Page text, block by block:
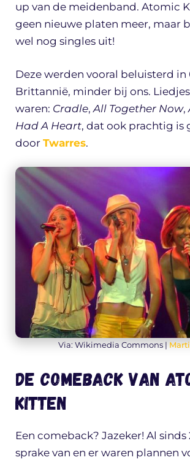
up van de meidenband. Atomic
geen nieuwe platen meer, maar
wel nog singles uit!
Deze werden vooral beluisterd in
Brittannië, minder bij ons.
waren: Cradle, All Together Now,
Had A Heart, dat ook prachtig is
door Twarres.
Via: Wikimedia Commons |
De comeback van
Kitten
Een comeback? Jazeker! Al sinds
sprake van en er waren plannen